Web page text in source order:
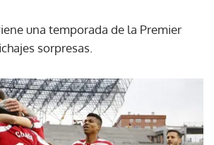
una temporada de la Premier
sorpresas.